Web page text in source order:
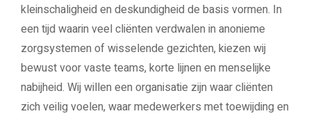
kleinschaligheid en deskundigheid de basis vormen. In
een tijd waarin veel cliënten verdwalen in anonieme
zorgsystemen of wisselende gezichten, kiezen wij
bewust voor vaste teams, korte lijnen en menselijke
nabijheid. Wij willen een organisatie zijn waar cliënten
zich veilig voelen, waar medewerkers met toewijding en